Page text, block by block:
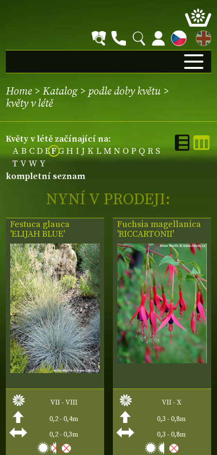
EN
Home > Katalog> podle doby květu >
květy v létě
květy v létě začínající na:
A B C D EFG H I J K L M N O P Q R S
T V W Y
kompletní seznam
NYNÍ V PRODEJI:
Festuca glauca
'ELIJAH BLUE'
VII - VIII
0,2 - 0,4m
0,2 - 0,3m
Fuchsia magellanica
'RICCARTONII'
VII - X
0,3 - 0,8m
0,3 - 0,8m